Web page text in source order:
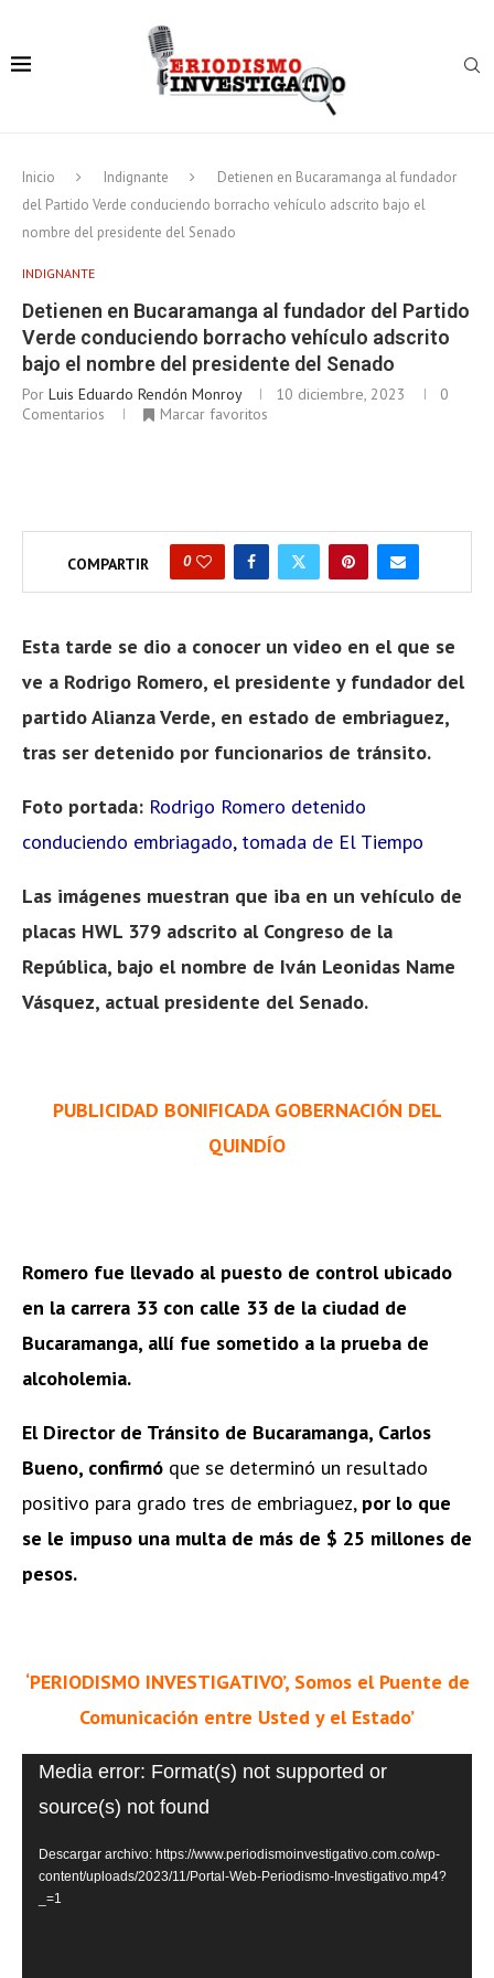
Inicio Indignante
Detienen en Bucaramanga al fundador
del Partido Verde conduciendo borracho vehículo adscrito bajo el
nombre del presidente del Senado
INDIGNANTE
Detienen en Bucaramanga al fundador del Partido
Verde conduciendo borracho vehículo adscrito
bajo el nombre del presidente del Senado
Por Luis Eduardo Rendón Monroy 10 diciembre, 2023
0
Comentarios
Marcar favoritos
COMPARTIR 0
Esta tarde se dio a conocer un video en el que se
ve a Rodrigo Romero, el presidente y fundador del
partido Alianza Verde, en estado de embriaguez,
tras ser detenido por funcionarios de tránsito.
Foto portada: Rodrigo Romero detenido
conduciendo embriagado, tomada de El Tiempo
Las imágenes muestran que iba en un vehículo de
placas HWL 379 adscrito al Congreso de la
República, bajo el nombre de Iván Leonidas Name
Vásquez, actual presidente del Senado.
PUBLICIDAD BONIFICADA GOBERNACIÓN DEL
QUINDÍO
Romero fue llevado al puesto de control ubicado
en la carrera 33 con calle 33 de la ciudad de
Bucaramanga, allí fue sometido a la prueba de
alcoholemia.
El Director de Tránsito de Bucaramanga, Carlos
Bueno, confirmó que se determinó un resultado
positivo para grado tres de embriaguez, por lo que
se le impuso una multa de más de $ 25 millones de
pesos.
‘PERIODISMO INVESTIGATIVO’, Somos el Puente de
Comunicación entre Usted y el Estado’
Reproductor
de
Media error: Format(s) not supported or
source(s) not found
Descargar archivo: https://www.periodismoinvestigativo.com.co/wp-
content/uploads/2023/11/Portal-Web-Periodismo-Investigativo.mp4?
_=1